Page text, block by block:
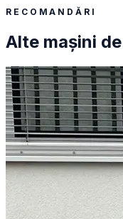
RECOMANDĂRI
Alte mașini